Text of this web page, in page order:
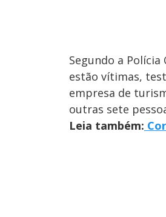
Segundo a
estão vítimas,
empresa de
outras sete
Leia também: